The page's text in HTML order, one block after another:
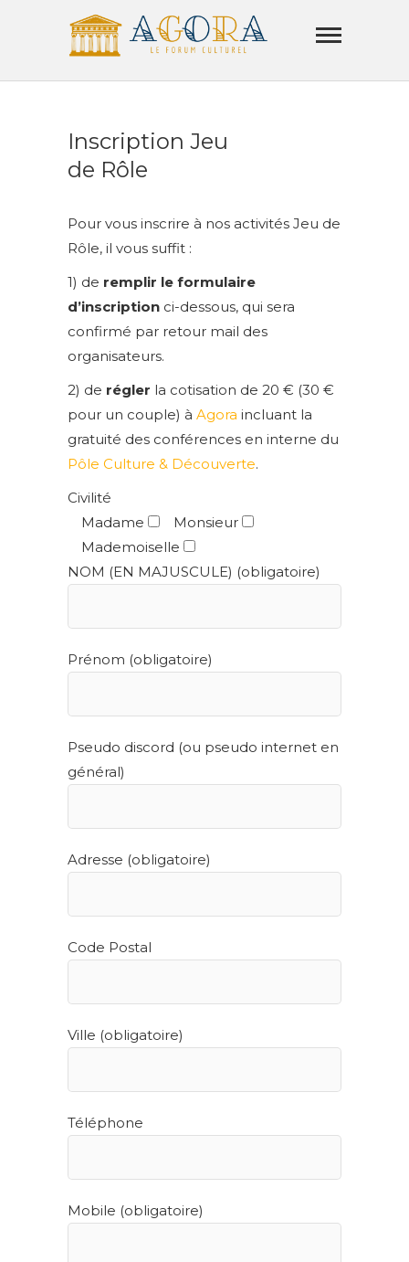
Agora
LE FORUM CULTUREL
Inscription Jeu
de Rôle
Pour vous inscrire à nos activités Jeu de
Rôle, il vous suffit :
1) de remplir le formulaire
d’inscription ci-dessous, qui sera
confirmé par retour mail des
organisateurs.
2) de régler la cotisation de 20 € (30 €
pour un couple) à Agora incluant la
gratuité des conférences en interne du
Pôle Culture & Découverte.
Civilité
Madame
Monsieur
Mademoiselle
NOM (EN MAJUSCULE) (obligatoire)
Prénom (obligatoire)
Pseudo discord (ou pseudo internet en
général)
Adresse (obligatoire)
Code Postal
Ville (obligatoire)
Téléphone
Mobile (obligatoire)